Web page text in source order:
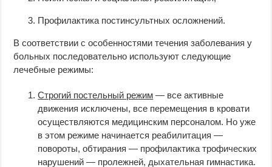
Профилактика постинсультных осложнений.
В соответствии с особенностями течения заболевания у
больных последовательно используют следующие
лечебные режимы:
Строгий постельный режим — все активные
движения исключены, все перемещения в кровати
осуществляются медицинским персоналом. Но уже
в этом режиме начинается реабилитация —
повороты, обтирания — профилактика трофических
нарушений — пролежней, дыхательная гимнастика.